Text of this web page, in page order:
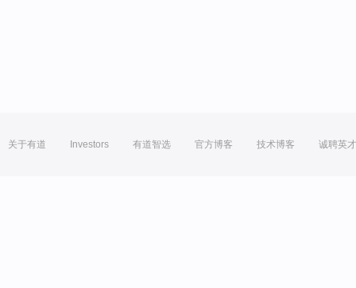
关于有道 Investors 有道智选 官方博客 技术博客 诚聘英才